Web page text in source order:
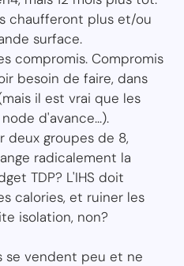
chaufferont plus et/ou
surface.
compromis. Compromis
besoin de faire, dans
il est vrai que les
d'avance...).
deux groupes de 8,
radicalement la
TDP? L'IHS doit
calories, et ruiner les
isolation, non?
se vendent peu et ne